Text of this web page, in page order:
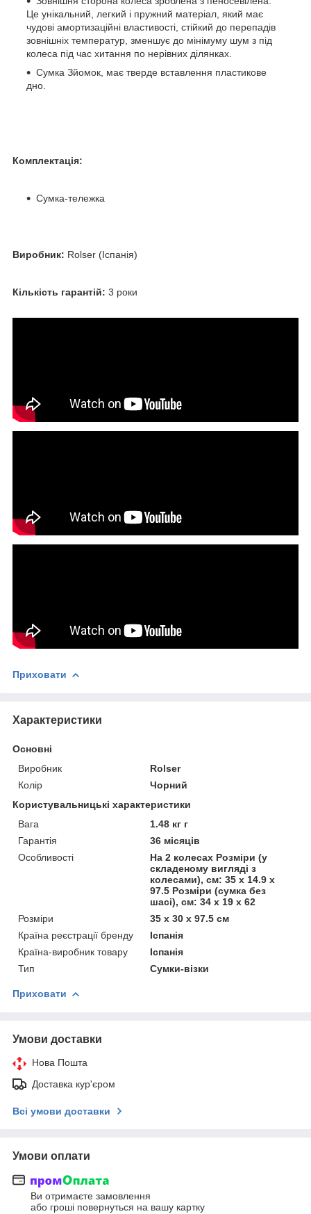
Це унікальний, легкий і пружний матеріал, який має
чудові амортизаційні властивості, стійкий до перепадів
зовнішніх температур, зменшує до мінімуму шум з під
колеса під час хитання по нерівних ділянках.
Cумка Зйомок, має тверде вставлення пластикове
дно.
Комплектація:
Сумка-тележка
Виробник: Rolser (Іспанія)
Кількість гарантій: 3 роки
Приховати
Характеристики
Основні
Виробник
Rolser
Колір
Чорний
Користувальницькі характеристики
Вага
1.48 кг г
Гарантія
36 місяців
Особливості
На 2 колесах Розміри (у
складеному вигляді з
колесами), см: 35 x 14.9 x
97.5 Розміри (сумка без
шасі), см: 34 x 19 x 62
Розміри
35 x 30 x 97.5 см
Країна реєстрації бренду
Іспанія
Країна-виробник товару
Іспанія
Тип
Сумки-візки
Приховати
Умови доставки
Нова Пошта
Доставка кур'єром
Всі умови доставки
Умови оплати
Ви отримаєте замовлення
або гроші повернуться на вашу картку